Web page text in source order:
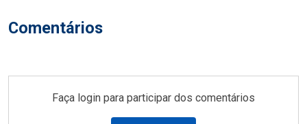
Comentários
Faça login para participar dos comentários